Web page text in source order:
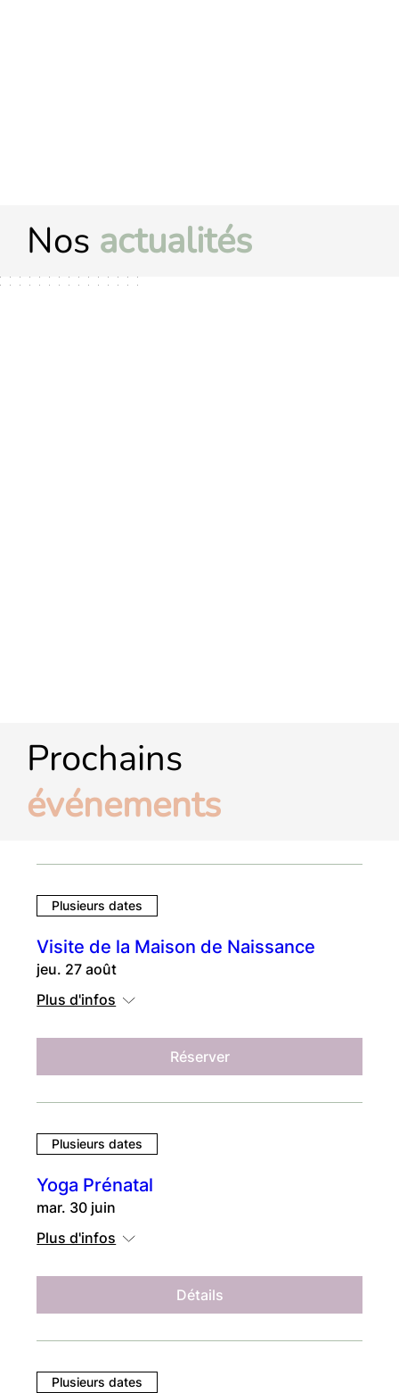
Nos actualités
Prochains
événements
Plusieurs dates
Visite de la Maison de Naissance
jeu. 27 août
Plus d'infos
Réserver
Plusieurs dates
Yoga Prénatal
mar. 30 juin
Plus d'infos
Détails
Plusieurs dates